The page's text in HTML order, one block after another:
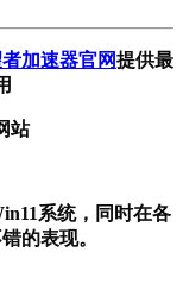
加速器官网提供最
系统，同时在各
的表现。